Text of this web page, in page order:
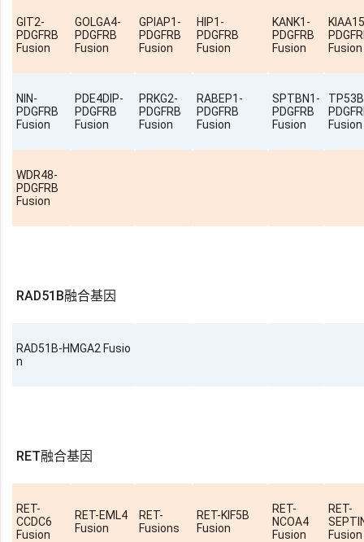
GIT2-
PDGFRB
Fusion
GOLGA4-
PDGFRB
Fusion
GPIAP1-
PDGFRB
Fusion
HIP1-
PDGFRB
Fusion
KANK1-
PDGFRB
Fusion
Fusion
NIN-
PDGFRB
Fusion
PDE4DIP-
PDGFRB
Fusion
PRKG2-
PDGFRB
Fusion
RABEP1-
PDGFRB
Fusion
SPTBN1-
PDGFRB
Fusion
Fusion
WDR48-
PDGFRB
Fusion
RAD51B融合基因
RAD51B-HMGA2 Fusio
n
RET融合基因
RET-
CCDC6
Fusion
RET-EML4
Fusion
RET-
Fusions
RET-KIF5B
Fusion
RET-
NCOA4
Fusion
RET-
Fusion